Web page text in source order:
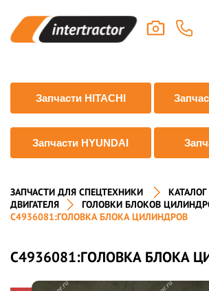
Запчасти HITACHI
Запчасти HYUNDAI
ЗАПЧАСТИ ДЛЯ СПЕЦТЕХНИКИ КАТАЛОГ
ДВИГАТЕЛЯ
ГОЛОВКИ БЛОКОВ
C4936081:ГОЛОВКА БЛОКА ЦИЛИНДРОВ
C4936081:ГОЛОВКА БЛОКА